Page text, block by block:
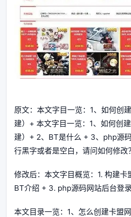
原文：本文字目一览：1、如何创
建）+ 本文字目一览：1、如何创
建）+ 2、BT是什么 + 3、php源
行黑字或者是空白，请问如何修改？
修改后：本文字目概览：1. 构建
BT介绍 + 3. php源码网站后台登
本文目录一览：1、怎么创建卡盟